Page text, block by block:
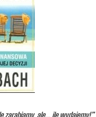
zarabiamy, ale… ile wydajemy!”